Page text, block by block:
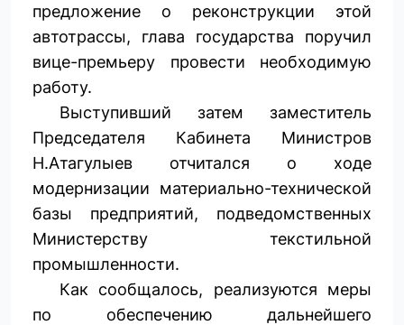
предложение о реконструкции этой
автотрассы, глава государства поручил
вице-премьеру провести необходимую
работу.
Выступивший затем заместитель
Председателя Кабинета Министров
Н.Атагулыев отчитался о ходе
модернизации материально-технической
базы предприятий, подведомственных
Министерству текстильной
промышленности.
Как сообщалось, реализуются меры
по обеспечению дальнейшего